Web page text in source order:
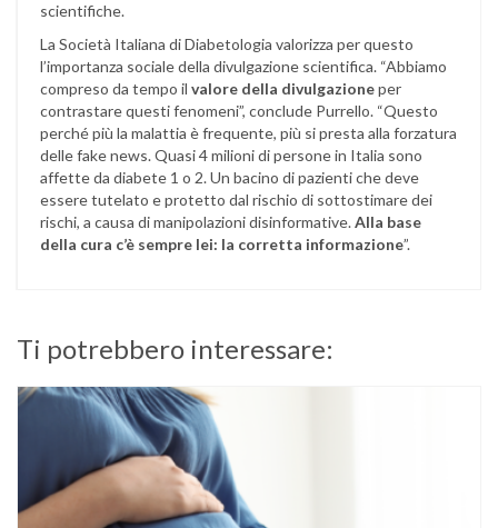
scientifiche.
La Società Italiana di Diabetologia valorizza per questo
l’importanza sociale della divulgazione scientifica. “Abbiamo
compreso da tempo il valore della divulgazioneper
contrastare questi fenomeni”, conclude Purrello. “Questo
perché più la malattia è frequente, più si presta alla forzatura
delle fake news. Quasi 4 milioni di persone in Italia sono
affette da diabete 1 o 2. Un bacino di pazienti che deve
essere tutelato e protetto dal rischio di sottostimare dei
rischi, a causa di manipolazioni disinformative.Alla base
della cura c’è sempre lei: la corretta informazione”.
Ti potrebbero interessare: